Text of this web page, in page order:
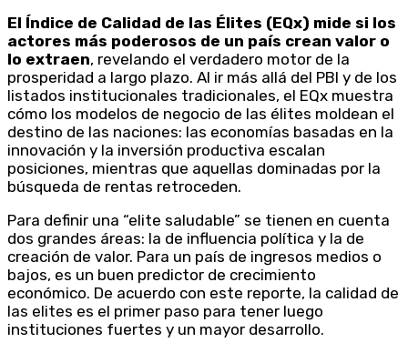
El Índice de Calidad de las Élites (EQx) mide si los
actores más poderosos de un país crean valor o
lo extraen, revelando el verdadero motor de la
prosperidad a largo plazo. Al ir más allá del PBI y de los
listados institucionales tradicionales, el EQx muestra
cómo los modelos de negocio de las élites moldean el
destino de las naciones: las economías basadas en la
innovación y la inversión productiva escalan
posiciones, mientras que aquellas dominadas por la
búsqueda de rentas retroceden.
Para definir una “elite saludable” se tienen en cuenta
dos grandes áreas: la de influencia política y la de
creación de valor. Para un país de ingresos medios o
bajos, es un buen predictor de crecimiento
económico. De acuerdo con este reporte, la calidad de
las elites es el primer paso para tener luego
instituciones fuertes y un mayor desarrollo.